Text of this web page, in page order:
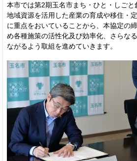
本市では第2期玉名市まち・ひと・しごと
地域資源を活用した産業の育成や移住・
に重点をおいていることから、本協定の
め各種施策の活性化及び効率化、さらな
ながるよう取組を進めていきます。